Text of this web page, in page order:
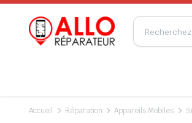
Accueil Réparation Appareils Mobiles